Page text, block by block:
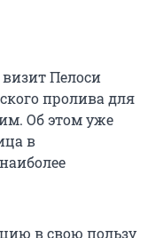
Пелоси
пролива для
Об этом уже
в
в свою пользу